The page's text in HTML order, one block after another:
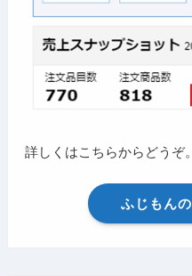
詳しくはこちらからどうぞ。
ふじもん